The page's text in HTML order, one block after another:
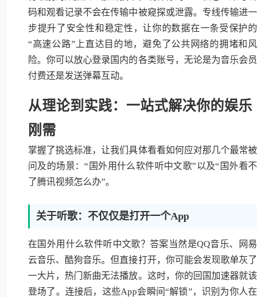
码和观看记录不会在传输中被窥探或泄露。专线传输进一
步提升了安全性和稳定性，让你的数据在一条受保护的
“高速公路”上直达目的地，避免了公共网络的拥堵和风
险。你可以放心登录国内的各类账号，无论是为音乐会员
付费还是发送弹幕互动。
从理论到实践：一站式解决你的娱乐
刚需
掌握了挑选标准，让我们具体看看如何应对那几个最常被
问及的场景：“国外用什么软件听中文歌”以及“国外看不
了腾讯视频怎么办”。
关于听歌：不仅仅是打开一个App
在国外用什么软件听中文歌？答案当然是QQ音乐、网易
云音乐、酷狗音乐。但直接打开，你可能会发现歌单灰了
一大片，热门新曲无法播放。这时，你的回国加速器就该
登场了。连接后，这些App会瞬间“解锁”，识别为你人在